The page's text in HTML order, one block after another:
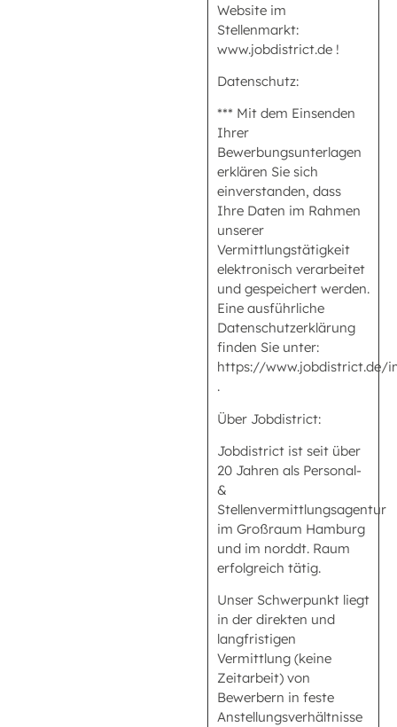
Website im
Stellenmarkt:
www.jobdistrict.de !
Datenschutz:
*** Mit dem Einsenden
Ihrer
Bewerbungsunterlagen
erklären Sie sich
einverstanden, dass
Ihre Daten im Rahmen
unserer
Vermittlungstätigkeit
elektronisch verarbeitet
und gespeichert werden.
Eine ausführliche
Datenschutzerklärung
finden Sie unter:
https://www.jobdistrict.de/
.
Über Jobdistrict:
Jobdistrict ist seit über
20 Jahren als Personal-
&
Stellenvermittlungsagentur
im Großraum Hamburg
und im norddt. Raum
erfolgreich tätig.
Unser Schwerpunkt liegt
in der direkten und
langfristigen
Vermittlung (keine
Zeitarbeit) von
Bewerbern in feste
Anstellungsverhältnisse